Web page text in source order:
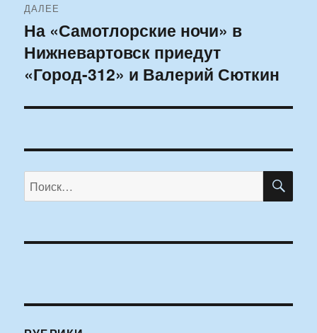
ДАЛЕЕ
Следующая
запись:
На «Самотлорские ночи» в
Нижневартовск приедут
«Город-312» и Валерий Сюткин
Искать: